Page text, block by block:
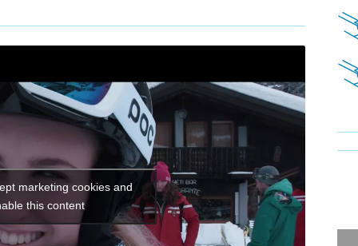
marketing cookies and
this content